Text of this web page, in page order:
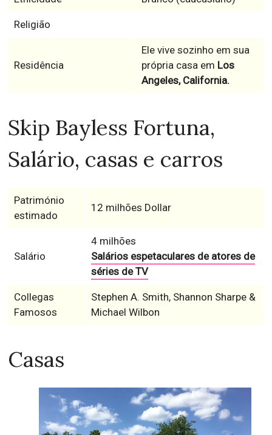
Religião
Residência
Ele vive sozinho em sua
própria casa em Los
Angeles, California.
Skip Bayless Fortuna,
Salário, casas e carros
Património
estimado
12 milhões Dollar
Salário
4 milhões
Salários espetaculares de atores de
séries de TV
Collegas
Famosos
Stephen A. Smith, Shannon Sharpe &
Michael Wilbon
Casas